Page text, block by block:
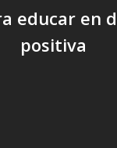
educar en
positiva